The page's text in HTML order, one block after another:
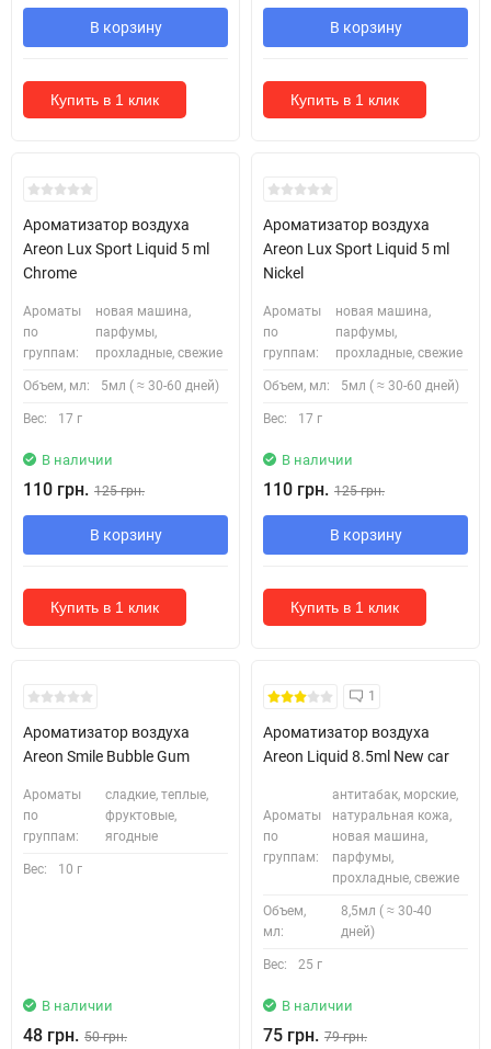
В корзину
Купить в 1 клик
В корзину
Купить в 1 клик
Ароматизатор воздуха
Areon Lux Sport Liquid 5 ml
Chrome
Ароматы
по
группам:
новая машина,
парфумы,
прохладные, свежие
Объем, мл: 5мл ( ≈ 30-60 дней)
Вес: 17 г
В наличии
110 грн. 125 грн.
В корзину
Купить в 1 клик
Ароматизатор воздуха
Areon Lux Sport Liquid 5 ml
Nickel
Ароматы
по
группам:
новая машина,
парфумы,
прохладные, свежие
Объем, мл: 5мл ( ≈ 30-60 дней)
Вес: 17 г
В наличии
110 грн. 125 грн.
В корзину
Купить в 1 клик
Ароматизатор воздуха
Areon Smile Bubble Gum
Ароматы
по
группам:
сладкие, теплые,
фруктовые,
ягодные
Вес: 10 г
В наличии
48 грн. 50 грн.
1
Ароматизатор воздуха
Areon Liquid 8.5ml New car
Ароматы
по
группам:
антитабак, морские,
натуральная кожа,
новая машина,
парфумы,
прохладные, свежие
Объем,
мл:
8,5мл ( ≈ 30-40
дней)
Вес: 25 г
В наличии
75 грн. 79 грн.